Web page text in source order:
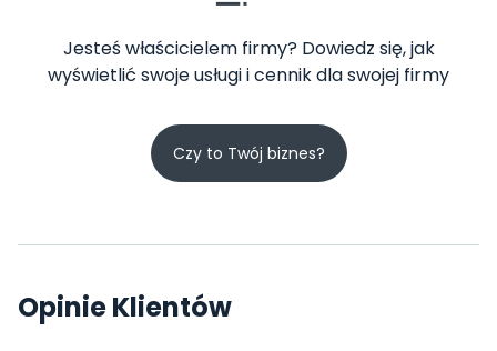
Jesteś właścicielem firmy? Dowiedz się, jak
wyświetlić swoje usługi i cennik dla swojej firmy
Czy to Twój biznes?
Opinie Klientów